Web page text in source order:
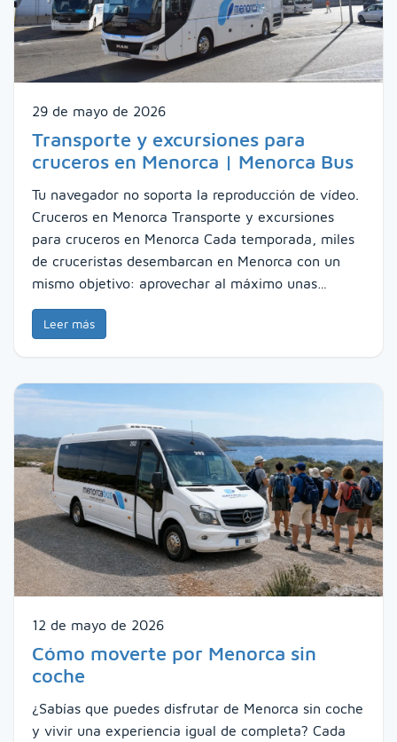
29 de mayo de 2026
Transporte y excursiones para
cruceros en Menorca | Menorca Bus
Tu navegador no soporta la reproducción de vídeo.
Cruceros en Menorca Transporte y excursiones
para cruceros en Menorca Cada temporada, miles
de cruceristas desembarcan en Menorca con un
mismo objetivo: aprovechar al máximo unas…
Leer más
12 de mayo de 2026
Cómo moverte por Menorca sin
coche
¿Sabías que puedes disfrutar de Menorca sin coche
y vivir una experiencia igual de completa? Cada